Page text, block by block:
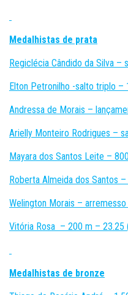
Medalhistas de prata
Regiclécia Cândido da Silva
Elton Petronilho -salto triplo –
Andressa de Morais –
Arielly Monteiro Rodrigues –
Mayara dos Santos Leite –
Roberta Almeida dos Santos
Welington Morais –
Vitória Rosa – 200 m – 23.25
Medalhistas de bronze